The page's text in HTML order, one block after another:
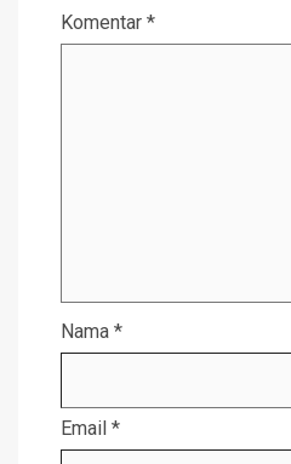
Komentar *
Nama *
Email *